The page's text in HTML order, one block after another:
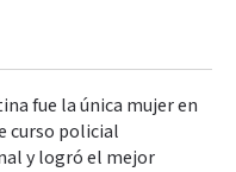
fue la única mujer en
curso policial
y logró el mejor